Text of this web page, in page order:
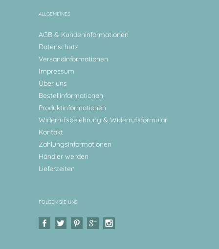
ALLGEMEINES
AGB & Kundeninformationen
Datenschutz
Versandinformationen
Impressum
Über uns
Bestellinformationen
Produktinformationen
Widerrufsbelehrung & Widerrufsformular
Kontakt
Zahlungsinformationen
Händler werden
Lieferzeiten
FOLGEN SIE UNS